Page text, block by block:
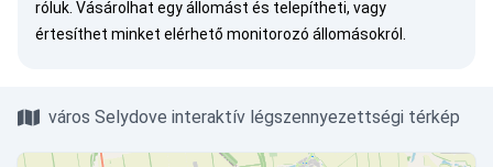
róluk. Vásárolhat egy állomást és telepítheti, vagy
értesíthet minket elérhető monitorozó állomásokról.
város Selydove interaktív légszennyezettségi térkép